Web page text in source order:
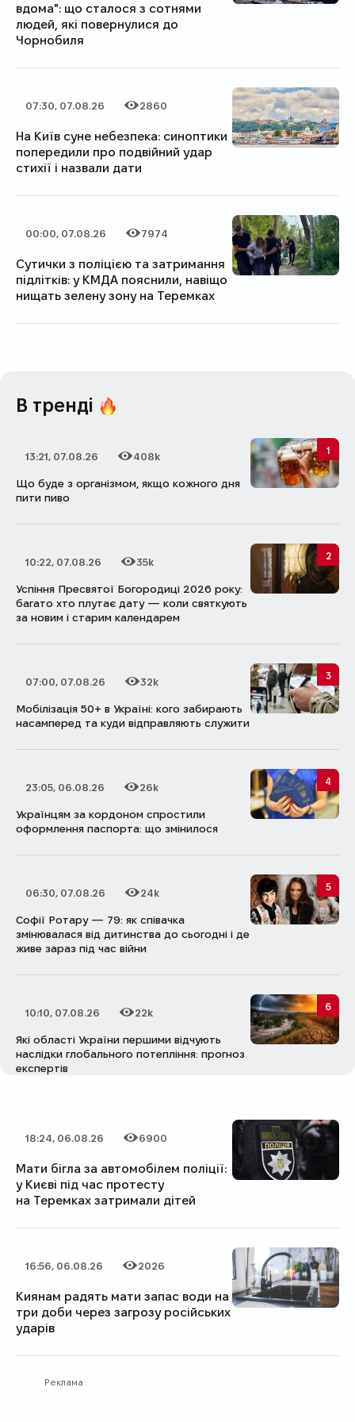
вдома": що сталося з сотнями
людей, які повернулися до
Чорнобиля
Дата публікації
07:30, 07.08.26
Категорія
Кількість переглядів
2860
На Київ суне небезпека: синоптики
попередили про подвійний удар
стихії і назвали дати
Дата публікації
00:00, 07.08.26
Категорія
Кількість переглядів
7974
Сутички з поліцією та затримання
підлітків: у КМДА пояснили, навіщо
нищать зелену зону на Теремках
В тренді
1
Дата публікації
13:21, 07.08.26
Кількість переглядів
408k
Що буде з організмом, якщо кожного дня
пити пиво
2
Дата публікації
10:22, 07.08.26
Кількість переглядів
35k
Успіння Пресвятої Богородиці 2026 року:
багато хто плутає дату — коли святкують
за новим і старим календарем
3
Дата публікації
07:00, 07.08.26
Кількість переглядів
32k
Мобілізація 50+ в Україні: кого забирають
насамперед та куди відправляють служити
4
Дата публікації
23:05, 06.08.26
Кількість переглядів
26k
Українцям за кордоном спростили
оформлення паспорта: що змінилося
5
Дата публікації
06:30, 07.08.26
Кількість переглядів
24k
Софії Ротару — 79: як співачка
змінювалася від дитинства до сьогодні і де
живе зараз під час війни
6
Дата публікації
10:10, 07.08.26
Кількість переглядів
22k
Які області України першими відчують
наслідки глобального потепління: прогноз
експертів
Дата публікації
18:24, 06.08.26
Категорія
Кількість переглядів
6900
Мати бігла за автомобілем поліції:
у Києві під час протесту
на Теремках затримали дітей
Дата публікації
16:56, 06.08.26
Категорія
Кількість переглядів
2026
Киянам радять мати запас води на
три доби через загрозу російських
ударів
Реклама